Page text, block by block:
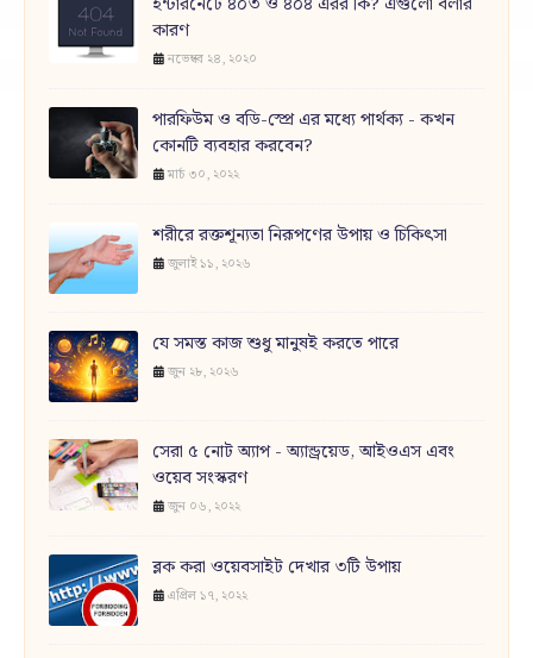
কারণ
নভেম্বর ২৪, ২০২০
পারফিউম ও বডি-স্প্রে এর মধ্যে পার্থক্য - কখন
কোনটি ব্যবহার করবেন?
মার্চ ৩০, ২০২২
শরীরে রক্তশূন্যতা নিরূপণের উপায় ও চিকিৎসা
জুলাই ১১, ২০২৬
যে সমস্ত কাজ শুধু মানুষই করতে পারে
জুন ২৮, ২০২৬
সেরা ৫ নোট অ্যাপ - অ্যান্ড্রয়েড, আইওএস এবং
ওয়েব সংস্করণ
জুন ০৬, ২০২২
ব্লক করা ওয়েবসাইট দেখার ৩টি উপায়
এপ্রিল ১৭, ২০২২